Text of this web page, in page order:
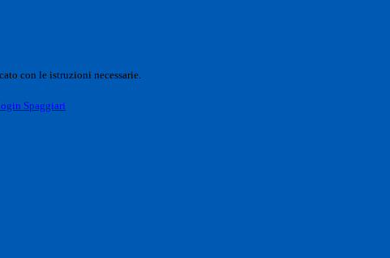
con le istruzioni necessarie.
Spaggiari